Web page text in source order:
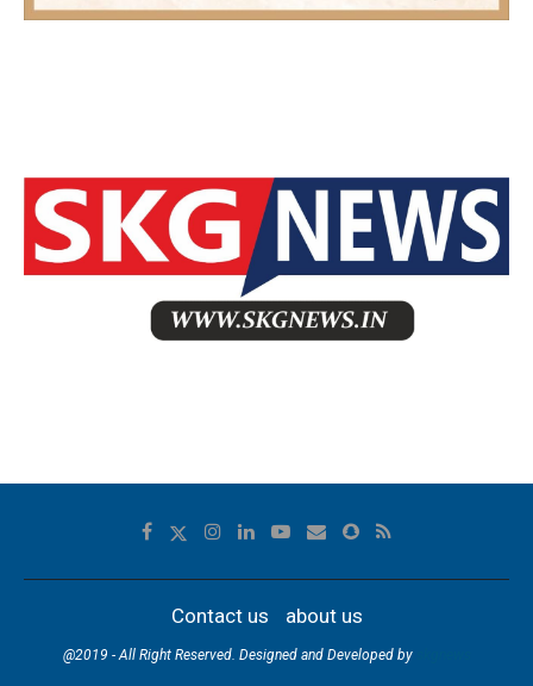
Contact us about us
@2019 - All Right Reserved. Designed and Developed by